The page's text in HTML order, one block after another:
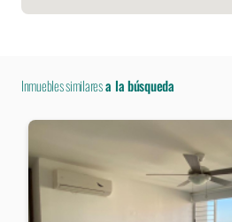
Inmuebles similaresa la búsqueda